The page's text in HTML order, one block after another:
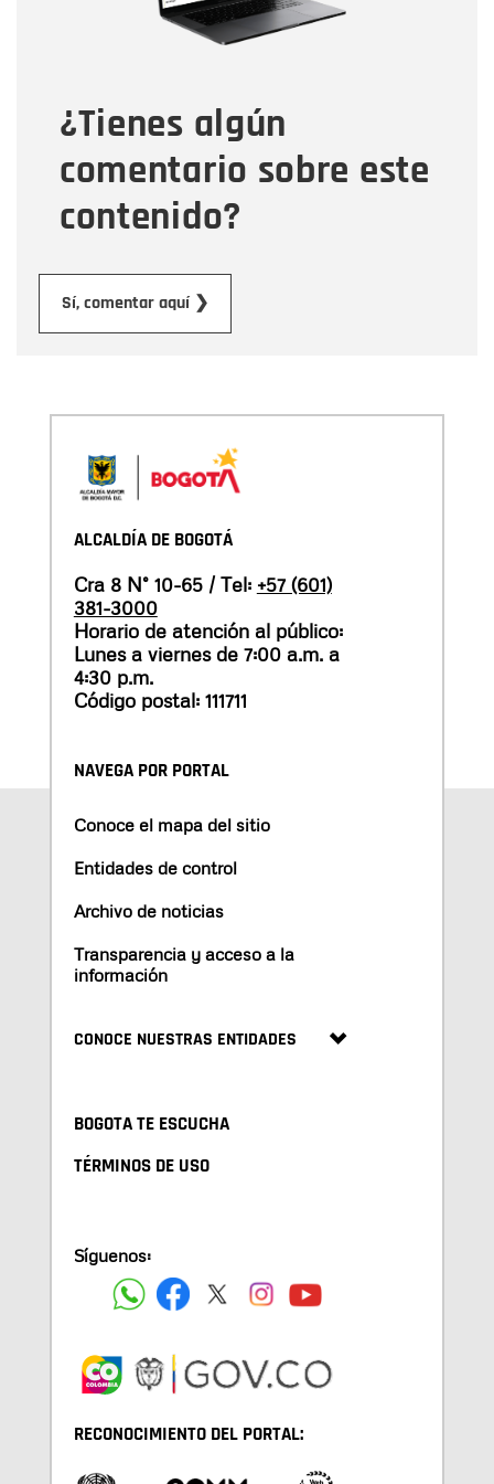
¿Tienes algún
comentario sobre este
contenido?
Sí, comentar aquí ❯
Tipo de comentario
Mensaje
ALCALDÍA DE BOGOTÁ
Cra 8 N° 10-65 / Tel: +57 (601)
381-3000
Horario de atención al público:
Lunes a viernes de 7:00 a.m. a
4:30 p.m.
Código postal: 111711
NAVEGA POR PORTAL
Conoce el mapa del sitio
Entidades de control
Archivo de noticias
Transparencia y acceso a la
información
CONOCE NUESTRAS ENTIDADES
BOGOTA TE ESCUCHA
TÉRMINOS DE USO
Síguenos:
RECONOCIMIENTO DEL PORTAL: